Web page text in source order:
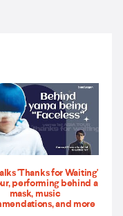
'Thanks for Waiting'
performing behind a
mask, music
and more